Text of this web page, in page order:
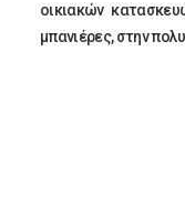
οικιακών
μπανιέρες, στην